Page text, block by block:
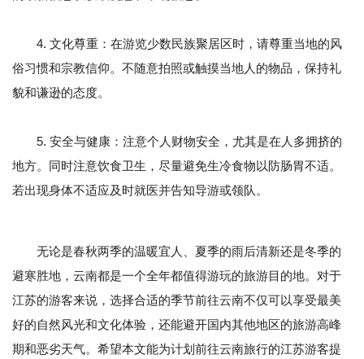
4. 文化尊重：在游览少数民族聚居区时，请尊重当地的风
俗习惯和宗教信仰。不随意拍照或触摸当地人的物品，保持礼
貌和谦逊的态度。
5. 安全与健康：注意个人财物安全，尤其是在人多拥挤的
地方。同时注意饮食卫生，尽量避免生冷食物以防肠胃不适。
若出现身体不适应及时就医并告知导游或领队。
无论是春秋两季的温暖宜人、夏季的雨后清新还是冬季的
避寒胜地，云南都是一个全年都值得游玩的旅游目的地。对于
江苏的游客来说，选择合适的季节前往云南不仅可以享受最美
好的自然风光和文化体验，还能避开国内其他地区的旅游高峰
期和恶劣天气。希望本文能为计划前往云南旅行的江苏游客提